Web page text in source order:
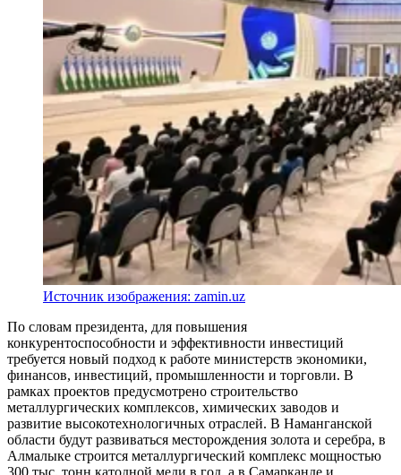
Источник изображения: zamin.uz
По словам президента, для повышения
конкурентоспособности и эффективности инвестиций
требуется новый подход к работе министерств экономики,
финансов, инвестиций, промышленности и торговли. В
рамках проектов предусмотрено строительство
металлургических комплексов, химических заводов и
развитие высокотехнологичных отраслей. В Наманганской
области будут развиваться месторождения золота и серебра, в
Алмалыке строится металлургический комплекс мощностью
300 тыс. тонн катодной меди в год, а в Самарканде и